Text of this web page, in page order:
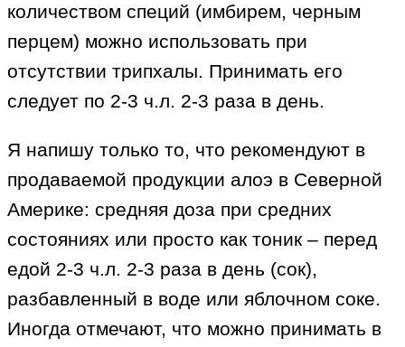
количеством специй (имбирем, черным
перцем) можно использовать при
отсутствии трипхалы. Принимать его
следует по 2-3 ч.л. 2-3 раза в день.
Я напишу только то, что рекомендуют в
продаваемой продукции алоэ в Северной
Америке: средняя доза при средних
состояниях или просто как тоник – перед
едой 2-3 ч.л. 2-3 раза в день (сок),
разбавленный в воде или яблочном соке.
Иногда отмечают, что можно принимать в